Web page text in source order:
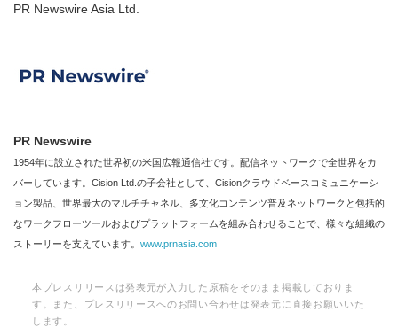
PR Newswire Asia Ltd.
PR Newswire
1954年に設立された世界初の米国広報通信社です。配信ネットワークで全世界をカ
バーしています。Cision Ltd.の子会社として、Cisionクラウドベースコミュニケーシ
ョン製品、世界最大のマルチチャネル、多文化コンテンツ普及ネットワークと包括的
なワークフローツールおよびプラットフォームを組み合わせることで、様々な組織の
ストーリーを支えています。 www.prnasia.com
本プレスリリースは発表元が入力した原稿をそのまま掲載しておりま
す。また、プレスリリースへのお問い合わせは発表元に直接お願いいた
します。